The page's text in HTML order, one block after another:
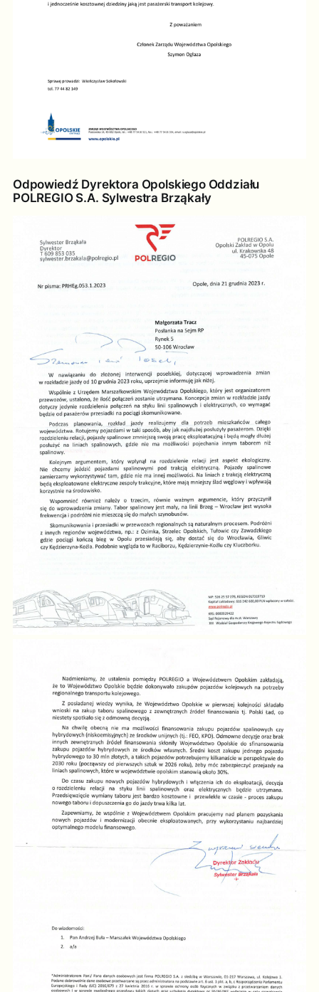
Odpowiedź Dyrektora Opolskiego Oddziału
POLREGIO S.A. Sylwestra Brząkały